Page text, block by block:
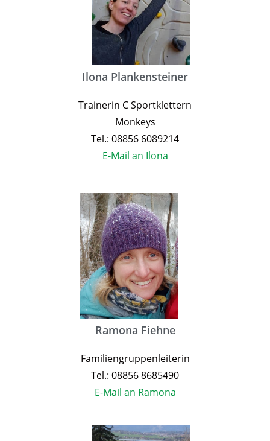
Ilona Plankensteiner
Trainerin C Sportklettern
Monkeys
Tel.: 08856 6089214
E-Mail an Ilona
Ramona Fiehne
Familiengruppenleiterin
Tel.: 08856 8685490
E-Mail an Ramona